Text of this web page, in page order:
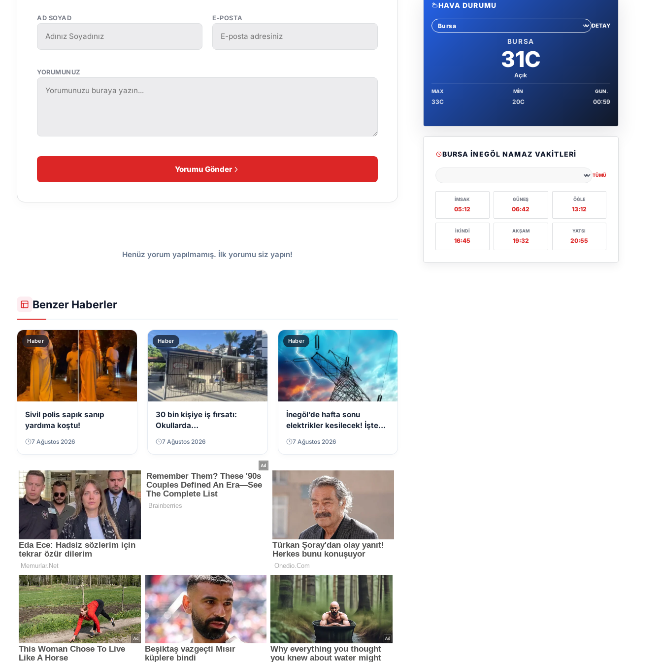
AD SOYAD E-POSTA
YORUMUNUZ
Yorumu Gönder
Henüz yorum yapılmamış. İlk yorumu siz yapın!
Benzer Haberler
Haber
Sivil polis sapık sanıp
yardıma koştu!
7 Ağustos 2026
Haber
30 bin kişiye iş fırsatı:
Okullarda
görevlendirilecekler
7 Ağustos 2026
Haber
İnegöl’de hafta sonu
elektrikler kesilecek! İşte
mahalleler
7 Ağustos 2026
HAVA DURUMU
Sehir sec
DETAY
BURSA
31C
Açık
MAX
33C
MIN
20C
GUN.
00:59
BURSA İNEGÖL NAMAZ VAKITLERI
TÜMÜ
İMSAK
05:12
GÜNEŞ
06:42
ÖĞLE
13:12
İKINDI
16:45
AKŞAM
19:32
YATSI
20:55